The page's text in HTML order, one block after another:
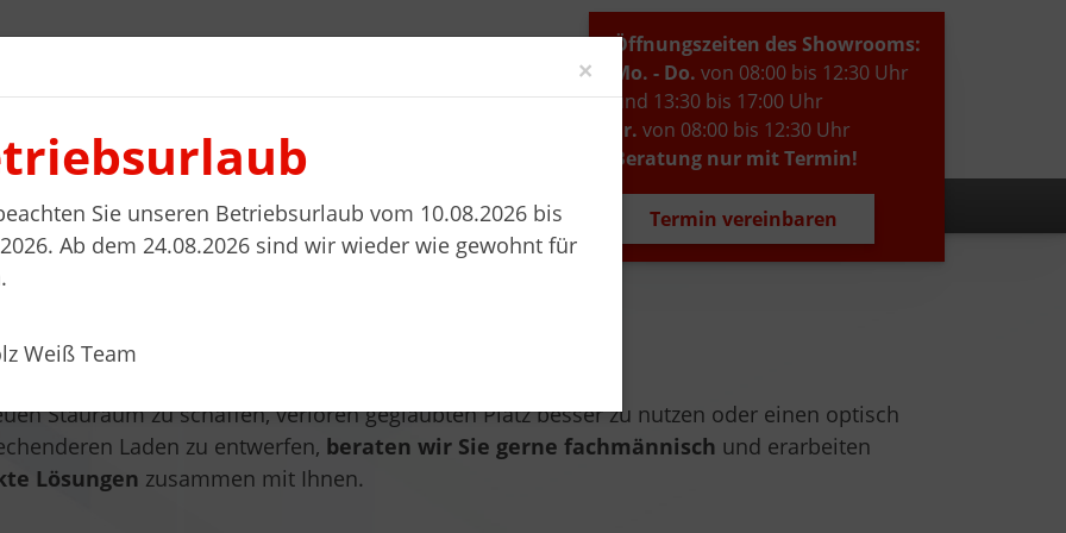
Öffnungszeiten des Showrooms:
Mo. - Do. von 08:00 bis 12:30 Uhr
und 13:30 bis 17:00 Uhr
Fr. von 08:00 bis 12:30 Uhr
Beratung nur mit Termin!
Termin vereinbaren
planen Wohnwelten Stellenanzeigen Kontakt
Stauraum zu schaffen, verloren geglaubten Platz besser zu nutzen oder einen optisch
Laden zu entwerfen, beraten wir Sie gerne fachmännisch und erarbeiten
Lösungen zusammen mit Ihnen.
× Close
Sie unseren Betriebsurlaub vom 10.08.2026 bis
Ab dem 24.08.2026 sind wir wieder wie gewohnt für
Weiß Team